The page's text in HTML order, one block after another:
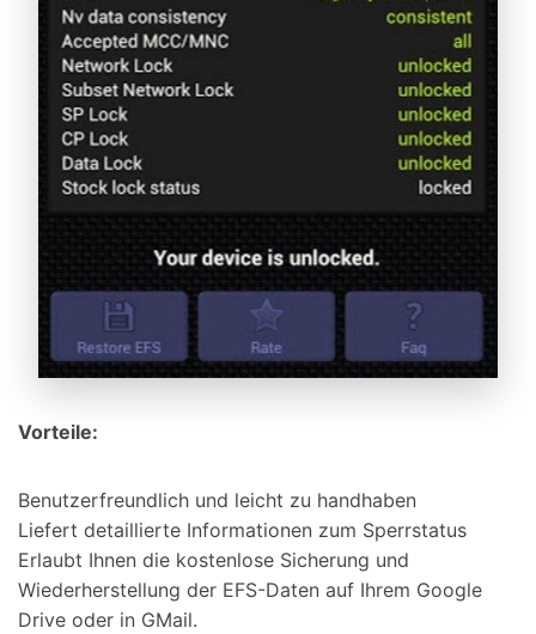
Vorteile:
Benutzerfreundlich und leicht zu handhaben
Liefert detaillierte Informationen zum Sperrstatus
Erlaubt Ihnen die kostenlose Sicherung und
Wiederherstellung der EFS-Daten auf Ihrem Google
Drive oder in GMail.